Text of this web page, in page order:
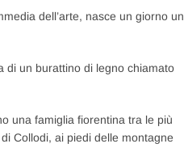
dell’arte, nasce un giorno un
di un burattino di legno chiamato
una famiglia fiorentina tra le più
Collodi, ai piedi delle montagne